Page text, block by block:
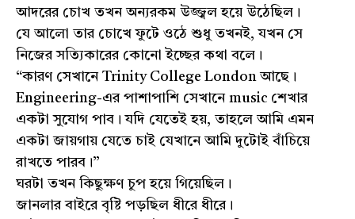
আদরের চোখ তখন অন্যরকম উজ্জ্বল হয়ে উঠেছিল।
যে আলো তার চোখে ফুটে ওঠে শুধু তখনই, যখন সে
নিজের সত্যিকারের কোনো ইচ্ছের কথা বলে।
“কারণ সেখানে Trinity College London আছে।
Engineering-এর পাশাপাশি সেখানে music শেখার
একটা সুযোগ পাব। যদি যেতেই হয়, তাহলে আমি এমন
একটা জায়গায় যেতে চাই যেখানে আমি দুটোই বাঁচিয়ে
রাখতে পারব।”
ঘরটা তখন কিছুক্ষণ চুপ হয়ে গিয়েছিল।
জানলার বাইরে বৃষ্টি পড়ছিল ধীরে ধীরে।